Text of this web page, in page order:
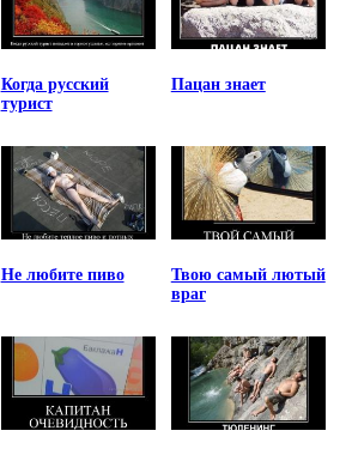
Когда русский
турист
Пацан знает
Не любите пиво
Твою самый лютый
враг